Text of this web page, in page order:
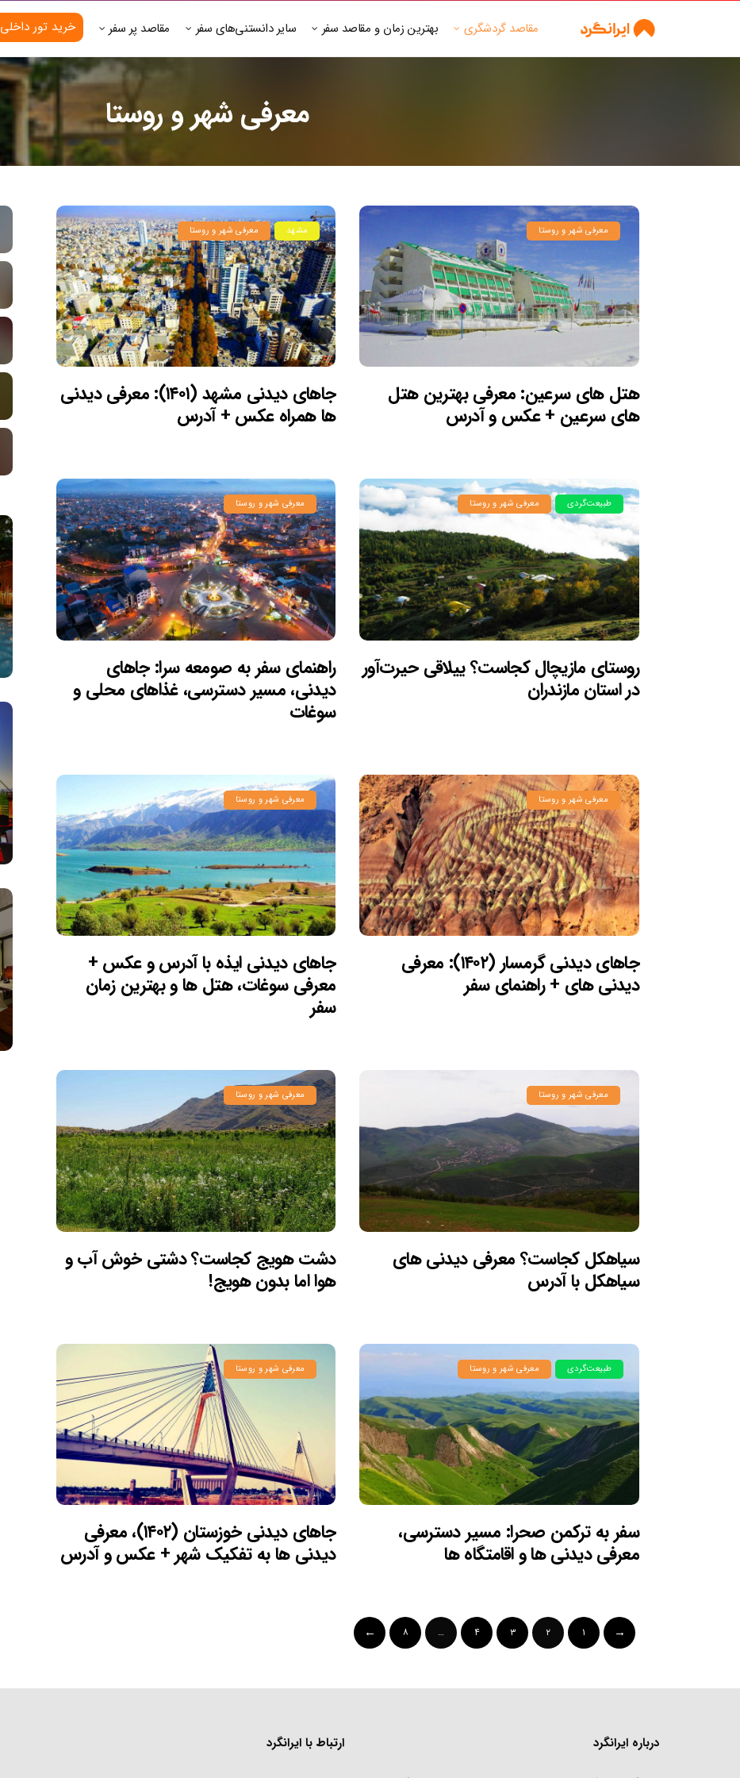
مقاصد گردشگری بهترین زمان و مقاصد سفر سایر دانستنی‌های سفر مقاصد پر سفر خرید تور داخلی
معرفی شهر و روستا
معرفی شهر و روستا
هتل های سرعین: معرفی بهترین هتل
های سرعین + عکس و آدرس
مشهد معرفی شهر و روستا
جاهای دیدنی مشهد (۱۴۰۱): معرفی دیدنی
ها همراه عکس + آدرس
طبیعت‌گردی معرفی شهر و روستا
روستای مازیچال کجاست؟ ییلاقی حیرت‌آور
در استان مازندران
معرفی شهر و روستا
راهنمای سفر به صومعه سرا: جاهای
دیدنی، مسیر دسترسی، غذاهای محلی و
سوغات
معرفی شهر و روستا
جاهای دیدنی گرمسار (۱۴۰۲): معرفی
دیدنی های + راهنمای سفر
معرفی شهر و روستا
جاهای دیدنی ایذه با آدرس و عکس +
معرفی سوغات، هتل ها و بهترین زمان
سفر
معرفی شهر و روستا
سیاهکل کجاست؟ معرفی دیدنی های
سیاهکل با آدرس
معرفی شهر و روستا
دشت هویج کجاست؟ دشتی خوش آب و
هوا اما بدون هویج!
طبیعت‌گردی معرفی شهر و روستا
سفر به ترکمن صحرا: مسیر دسترسی،
معرفی دیدنی ها و اقامتگاه ها
معرفی شهر و روستا
جاهای دیدنی خوزستان (۱۴۰۲)، معرفی
دیدنی ها به تفکیک شهر + عکس و آدرس
۱ ۲ ۳ ۴ … ۸
درباره ایرانگرد ارتباط با ایرانگرد